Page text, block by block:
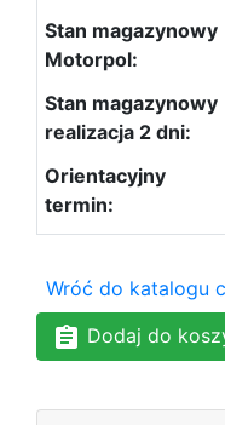
Wróć do katalogu
Dodaj do